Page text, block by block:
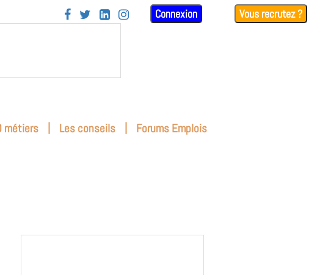
    Connexion Vous recrutez ?
métiers | Les conseils | Forums Emplois